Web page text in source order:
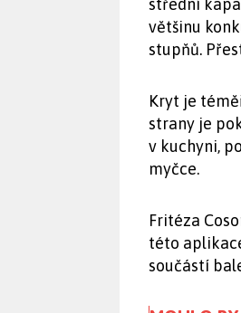
střední
většinu
stupňů.
Kryt je
strany je
v kuchyni,
myčce.
Fritéza
této
součástí